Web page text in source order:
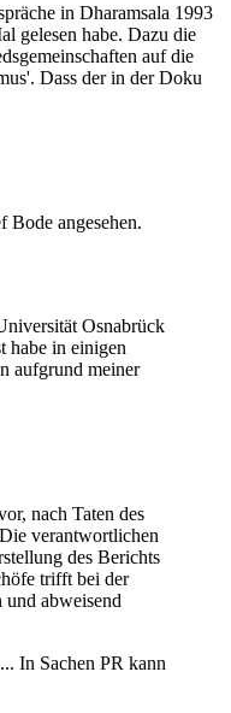
in Dharamsala 1993
gelesen habe. Dazu die
auf die
Dass der in der Doku
Bode angesehen.
Osnabrück
habe in einigen
aufgrund meiner
nach Taten des
verantwortlichen
des Berichts
trifft bei der
abweisend
In Sachen PR kann